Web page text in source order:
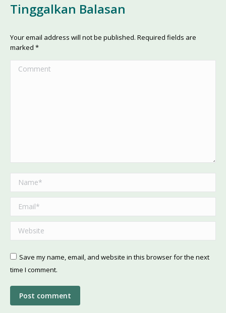
Tinggalkan Balasan
Your email address will not be published. Required fields are
marked *
Comment
Name *
Email *
Website
Save my name, email, and website in this browser for the next
time I comment.
Post comment